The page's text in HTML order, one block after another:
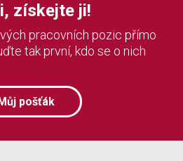
získejte ji!
pracovních pozic přímo
tak první, kdo se o nich
pošťák